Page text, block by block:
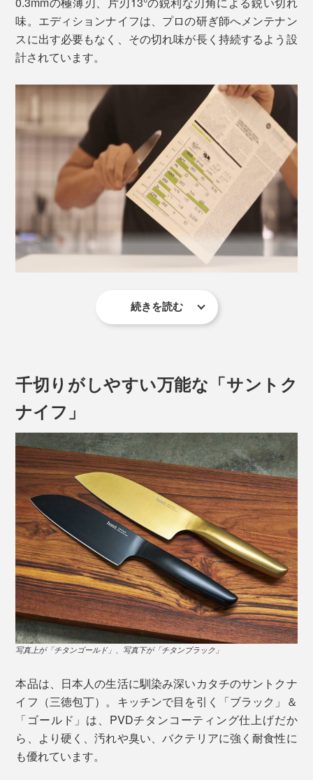
が入り、ストンと気持ちよくカット。
写真は「シェフズナイフ／チタンブラック」
繊維や果肉を潰さずきれいに切れるから、断面はとても
みずみずしい。いつも食べているトマトが、驚くほど舌
触りなめらかでおいしく感じます。
生魚の筋も、すんなりと捌（さば）けて楽しい！
写真は「サントクナイフ／チタンブラック（本品）」
で愛用されるプロ仕様ですが、料理が苦手な初心者でも
扱いやすくデザインされています。むしろ、これから料
理をはじめたい人にこそ、ぜひ使ってほしい包丁です。
味。エディションナイフは、プロの研ぎ師へメンテナン
スに出す必要もなく、その切れ味が長く持続するよう設
計されています。
度」と「強度」を絶妙なバランスで組み合わせた、まっ
たく新しい鋼材です。
もともと「パウダーハイス」とは、風車のベアリング
（軸受）やドリルビット（切削工具）にも使用されてい
るほど強靭な鋼材。
続きを読む
千切りがしやすい万能な「サントク
ナイフ」
写真上が「チタンゴールド」、写真下が「チタンブラック」
本品は、日本人の生活に馴染み深いカタチのサントクナ
イフ（三徳包丁）。キッチンで目を引く「ブラック」＆
「ゴールド」は、PVDチタンコーティング仕上げだか
ら、より硬く、汚れや臭い、バクテリアに強く耐食性に
も優れています。